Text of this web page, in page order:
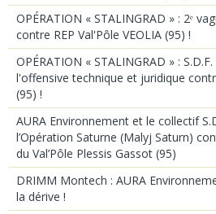
OPÉRATION « STALINGRAD » : 2ᵉ
contre REP Val'Pôle VEOLIA (95) !
OPÉRATION « STALINGRAD » :
l'offensive technique et juridique
(95) !
AURA Environnement et le collectif
l’Opération Saturne (Malyj Saturn)
du Val’Pôle Plessis Gassot (95)
DRIMM Montech : AURA
la dérive !